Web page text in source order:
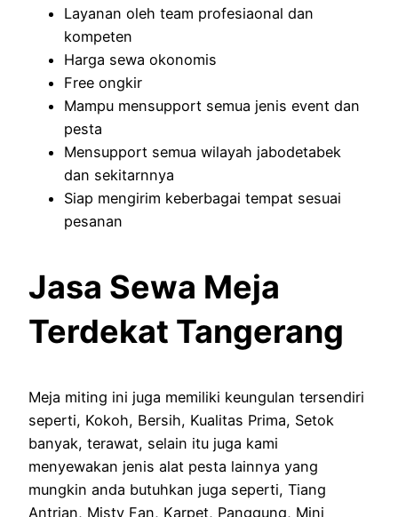
Layanan oleh team profesiaonal dan
kompeten
Harga sewa okonomis
Free ongkir
Mampu mensupport semua jenis event dan
pesta
Mensupport semua wilayah jabodetabek
dan sekitarnnya
Siap mengirim keberbagai tempat sesuai
pesanan
Jasa Sewa Meja
Terdekat Tangerang
Meja miting ini juga memiliki keungulan tersendiri
seperti, Kokoh, Bersih, Kualitas Prima, Setok
banyak, terawat, selain itu juga kami
menyewakan jenis alat pesta lainnya yang
mungkin anda butuhkan juga seperti, Tiang
Antrian, Misty Fan, Karpet, Panggung, Mini